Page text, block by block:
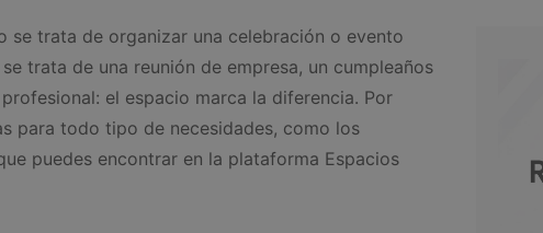
se trata de organizar una celebración o evento
trata de una reunión de empresa, un cumpleaños
el espacio marca la diferencia. Por
para todo tipo de necesidades, como los
puedes encontrar en la plataforma Espacios